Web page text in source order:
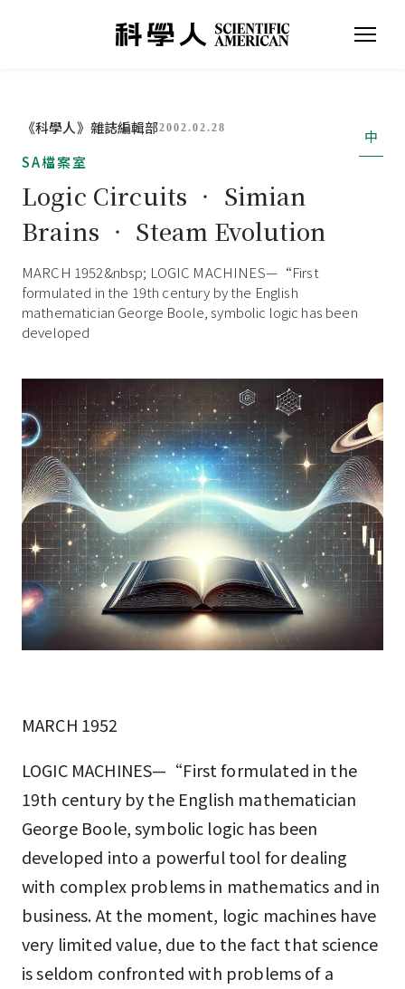
《科學人》雜誌編輯部2002.02.28
中
SA檔案室
Logic Circuits ‧ Simian
Brains ‧ Steam Evolution
MARCH 1952&nbsp; LOGIC MACHINES—“First
formulated in the 19th century by the English
mathematician George Boole, symbolic logic has been
developed
MARCH 1952
LOGIC MACHINES—“First formulated in the
19th century by the English mathematician
George Boole, symbolic logic has been
developed into a powerful tool for dealing
with complex problems in mathematics and in
business. At the moment, logic machines have
very limited value, due to the fact that science
is seldom confronted with problems of a